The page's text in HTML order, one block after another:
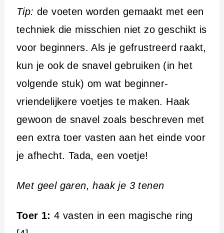
Tip: de voeten worden gemaakt met een
techniek die misschien niet zo geschikt is
voor beginners. Als je gefrustreerd raakt,
kun je ook de snavel gebruiken (in het
volgende stuk) om wat beginner-
vriendelijkere voetjes te maken. Haak
gewoon de snavel zoals beschreven met
een extra toer vasten aan het einde voor
je afhecht. Tada, een voetje!
Met geel garen, haak je 3 tenen
Toer 1:4 vasten in een magische ring